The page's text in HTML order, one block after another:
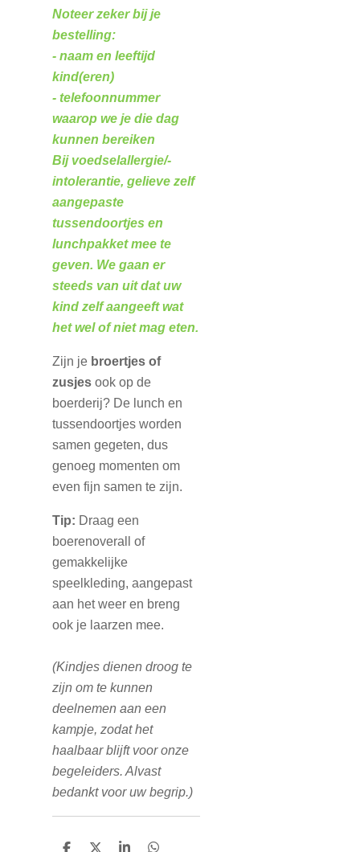
Noteer zeker bij je
bestelling:
- naam en leeftijd
kind(eren)
- telefoonnummer
waarop we je die dag
kunnen bereiken
Bij voedselallergie/-
intolerantie, gelieve zelf
aangepaste
tussendoortjes en
lunchpakket mee te
geven. We gaan er
steeds van uit dat uw
kind zelf aangeeft wat
het wel of niet mag eten.
Zijn je broertjes of
zusjes ook op de
boerderij? De lunch en
tussendoortjes worden
samen gegeten, dus
genoeg momenten om
even fijn samen te zijn.
Tip: Draag een
boerenoverall of
gemakkelijke
speelkleding, aangepast
aan het weer en breng
ook je laarzen mee.
(Kindjes dienen droog te
zijn om te kunnen
deelnemen aan een
kampje, zodat het
haalbaar blijft voor onze
begeleiders. Alvast
bedankt voor uw begrip.)